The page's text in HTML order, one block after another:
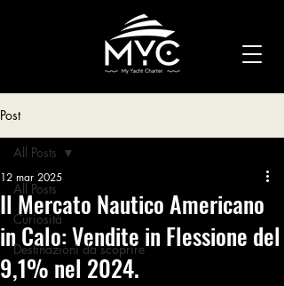
Post
All Posts
Curiosità
Destinazioni da scoprire
All Posts
Il Mercato Nautico Americano
in Calo: Vendite in Flessione del
9,1% nel 2024.
12 mar 2025